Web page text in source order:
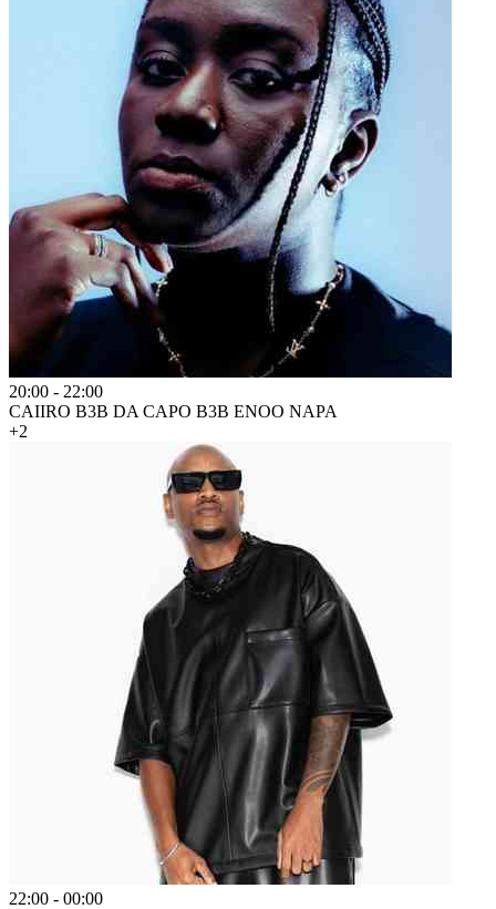
20:00 - 22:00
CAIIRO B3B DA CAPO B3B ENOO NAPA
+2
22:00 - 00:00